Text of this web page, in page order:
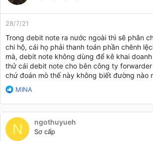
28/7/21
Trong debit note ra nước ngoài thì sẽ phân
chi hộ, cái họ phải thanh toán phần chênh
mà, debit note không dùng để kê khai
thử cái debit note cho bên công ty
chứ đoán mò thế này không biết đường nào
R
a
c
t
MINA
N ngothuyueh
Sơ cấp